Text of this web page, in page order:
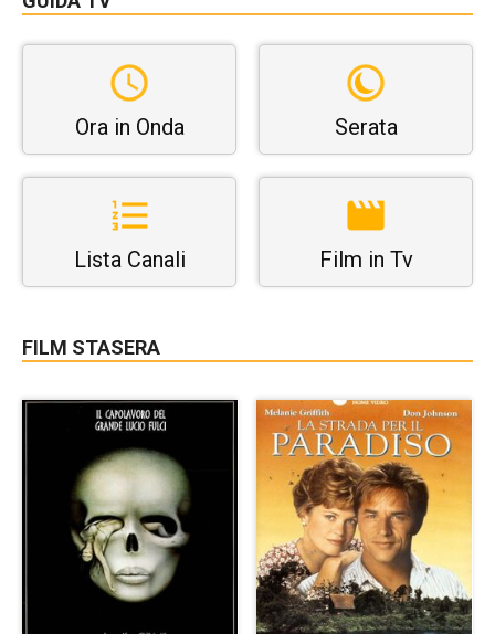
Ora in Onda Serata
Lista Canali Film in Tv
FILM STASERA